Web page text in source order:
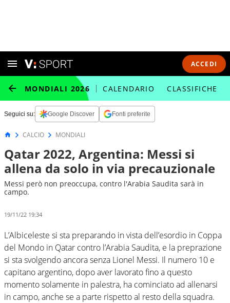
ACCEDI
MONDIALI 2026 CALENDARIO CLASSIFICHE
Seguici su: Google Discover Fonti preferite
CALCIO MONDIALI
Qatar 2022, Argentina: Messi si
allena da solo in via precauzionale
Messi però non preoccupa, contro l'Arabia Saudita sarà in
campo.
19/11/22 19:34
L’Albiceleste si sta preparando in vista dell’esordio in Coppa
del Mondo in Qatar contro l’Arabia Saudita, e la preprazione
si sta svolgendo ancora senza Lionel Messi. Il numero 10 e
capitano argentino, dopo aver lavorato fino a questo
momento solamente in palestra, ha cominciato ad allenarsi
in campo, anche se a parte rispetto al resto della squadra.